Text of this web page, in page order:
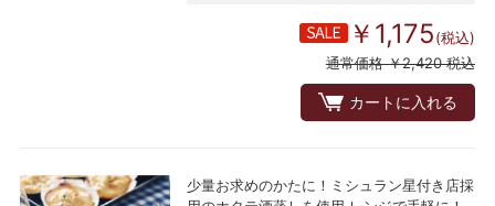
￥1,175(税込)
通常価格 ￥2,420 税込
カートに入れる
少量お求めのかたに！ミシュラン星付き店採